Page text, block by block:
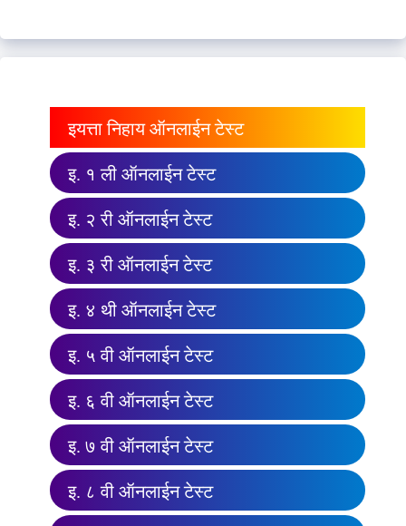
इयत्ता निहाय ऑनलाईन टेस्ट
इ. १ ली ऑनलाईन टेस्ट
इ. २ री ऑनलाईन टेस्ट
इ. ३ री ऑनलाईन टेस्ट
इ. ४ थी ऑनलाईन टेस्ट
इ. ५ वी ऑनलाईन टेस्ट
इ. ६ वी ऑनलाईन टेस्ट
इ. ७ वी ऑनलाईन टेस्ट
इ. ८ वी ऑनलाईन टेस्ट